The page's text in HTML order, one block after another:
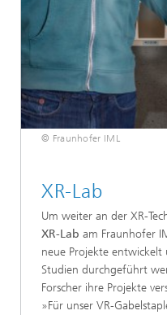
© Fraunhofer IML
XR-Lab
Um weiter an der XR-
XR-Lab am Fraunhofer
neue Projekte
Studien durchgeführt
Forscher ihre Projekte
»Für unser VR-